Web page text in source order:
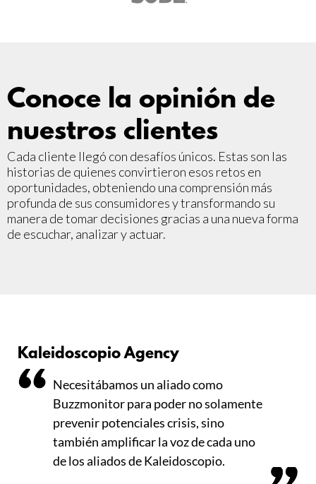
Conoce la opinión de
nuestros clientes
Cada cliente llegó con desafíos únicos. Estas son las
historias de quienes convirtieron esos retos en
oportunidades, obteniendo una comprensión más
profunda de sus consumidores y transformando su
manera de tomar decisiones gracias a una nueva forma
de escuchar, analizar y actuar.
Kaleidoscopio Agency
Necesitábamos un aliado como
Buzzmonitor para poder no solamente
prevenir potenciales crisis, sino
también amplificar la voz de cada uno
de los aliados de Kaleidoscopio.